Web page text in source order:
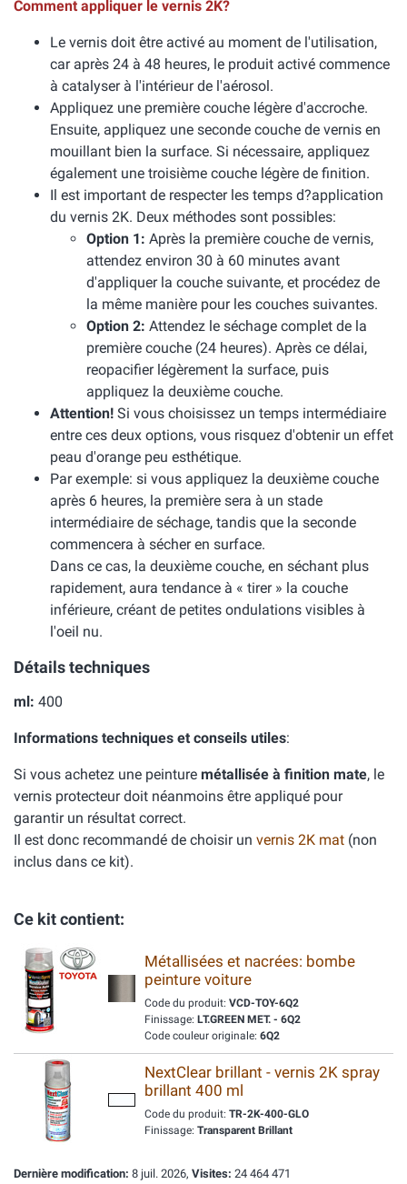
Comment appliquer le vernis 2K?
Le vernis doit être activé au moment de l'utilisation,
car après 24 à 48 heures, le produit activé commence
à catalyser à l'intérieur de l'aérosol.
Appliquez une première couche légère d'accroche.
Ensuite, appliquez une seconde couche de vernis en
mouillant bien la surface. Si nécessaire, appliquez
également une troisième couche légère de finition.
Il est important de respecter les temps d?application
du vernis 2K. Deux méthodes sont possibles:
Option 1: Après la première couche de vernis,
attendez environ 30 à 60 minutes avant
d'appliquer la couche suivante, et procédez de
la même manière pour les couches suivantes.
Option 2: Attendez le séchage complet de la
première couche (24 heures). Après ce délai,
reopacifier légèrement la surface, puis
appliquez la deuxième couche.
Attention! Si vous choisissez un temps intermédiaire
entre ces deux options, vous risquez d'obtenir un effet
peau d'orange peu esthétique.
Par exemple: si vous appliquez la deuxième couche
après 6 heures, la première sera à un stade
intermédiaire de séchage, tandis que la seconde
commencera à sécher en surface.
Dans ce cas, la deuxième couche, en séchant plus
rapidement, aura tendance à « tirer » la couche
inférieure, créant de petites ondulations visibles à
l'oeil nu.
Détails techniques
ml: 400
Informations techniques et conseils utiles:
Si vous achetez une peinture métallisée à finition mate, le
vernis protecteur doit néanmoins être appliqué pour
garantir un résultat correct.
Il est donc recommandé de choisir un vernis 2K mat (non
inclus dans ce kit).
Ce kit contient:
Métallisées et nacrées: bombe
peinture voiture
Code du produit: VCD-TOY-6Q2
Finissage: LT.GREEN MET. - 6Q2
Code couleur originale: 6Q2
NextClear brillant - vernis 2K spray
brillant 400 ml
Code du produit: TR-2K-400-GLO
Finissage: Transparent Brillant
Dernière modification: 8 juil. 2026, Visites: 24 464 471